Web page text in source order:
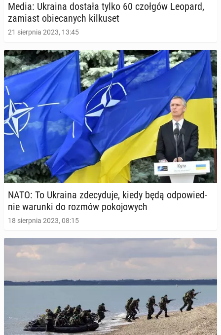
Media: Ukraina dostała tylko 60 czołgów Leopard,
zamiast obie­ca­nych kil­ku­set
21 sierpnia 2023, 13:45
NATO: To Ukraina zde­cy­du­je, kiedy będą od­po­wied­
nie warunki do rozmów po­ko­jo­wych
18 sierpnia 2023, 08:15